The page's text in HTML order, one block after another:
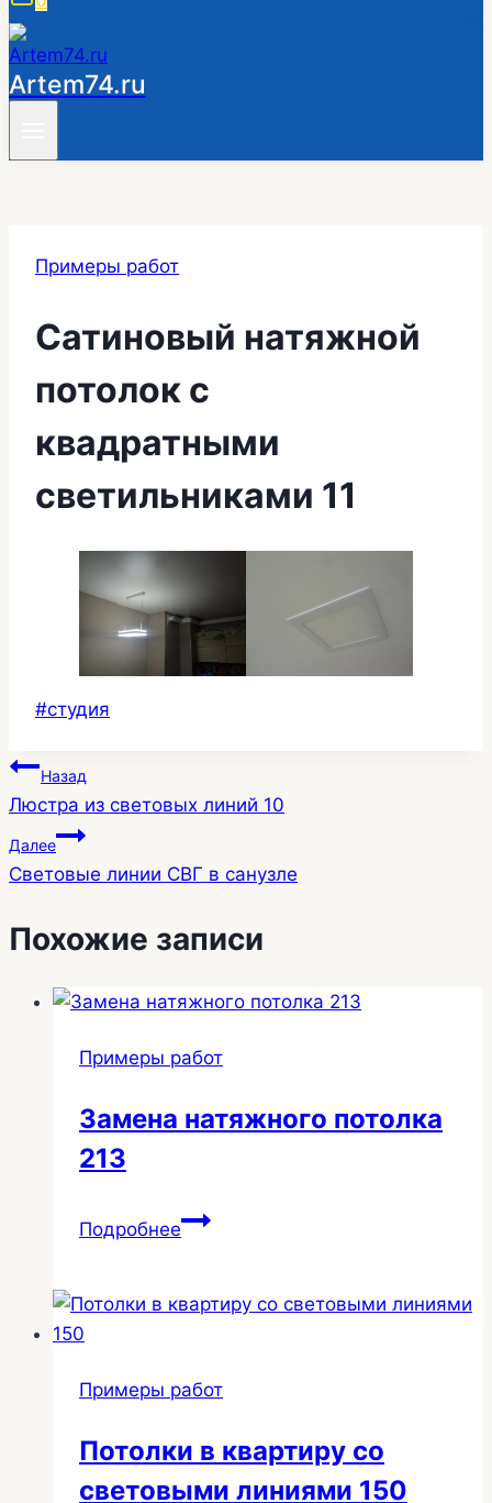
Artem74.ru
Примеры работ
Сатиновый натяжной
потолок с
квадратными
светильниками 11
Метки
#студия
Навигация
по
записям
Назад
Люстра из световых линий 10
Далее
Световые линии СВГ в санузле
Похожие записи
Примеры работ
Замена натяжного потолка
213
ПодробнееЗамена
213
Примеры работ
Потолки в квартиру со
световыми линиями 150